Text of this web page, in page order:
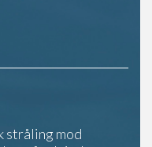
stråling mod